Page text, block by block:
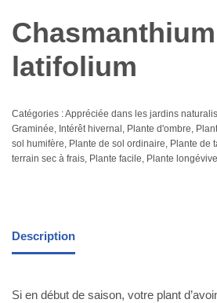
Chasmanthium
latifolium
Catégories :Appréciée dans les jardins
Graminée Intérêt hivernal Plante d'ombre
sol humifère Plante de sol ordinaire Plante de
terrain sec à frais Plante facile Plante longévive
Description
Si en début de saison, votre plant